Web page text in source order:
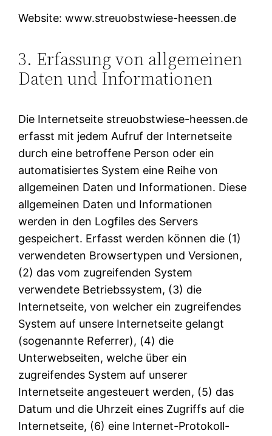
Website: www.streuobstwiese-heessen.de
3. Erfassung von allgemeinen
Daten und Informationen
Die Internetseite streuobstwiese-heessen.de
erfasst mit jedem Aufruf der Internetseite
durch eine betroffene Person oder ein
automatisiertes System eine Reihe von
allgemeinen Daten und Informationen. Diese
allgemeinen Daten und Informationen
werden in den Logfiles des Servers
gespeichert. Erfasst werden können die (1)
verwendeten Browsertypen und Versionen,
(2) das vom zugreifenden System
verwendete Betriebssystem, (3) die
Internetseite, von welcher ein zugreifendes
System auf unsere Internetseite gelangt
(sogenannte Referrer), (4) die
Unterwebseiten, welche über ein
zugreifendes System auf unserer
Internetseite angesteuert werden, (5) das
Datum und die Uhrzeit eines Zugriffs auf die
Internetseite, (6) eine Internet-Protokoll-